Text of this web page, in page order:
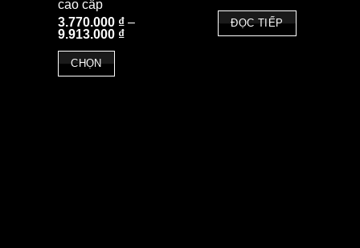
cao cấp
3.770.000 ₫ –
9.913.000 ₫Khoảng
CHỌN
ĐỌC TIẾP